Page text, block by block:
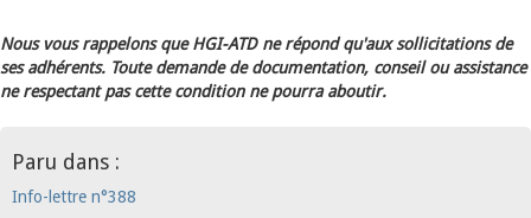
Nous vous rappelons que HGI-ATD ne répond qu'aux sollicitations de
ses adhérents. Toute demande de documentation, conseil ou assistance
ne respectant pas cette condition ne pourra aboutir.
Paru dans :
Info-lettre n°388